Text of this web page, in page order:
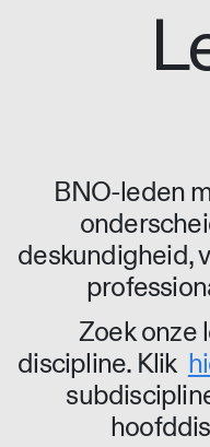
BNO-leden
deskundigheid,
Zoek onze
discipline. Klik